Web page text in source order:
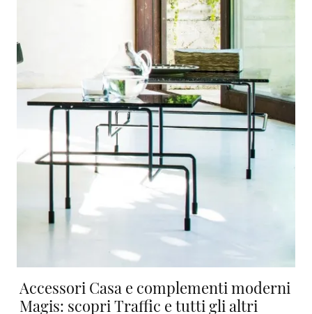
Accessori Casa e complementi moderni
Magis: scopri Traffic e tutti gli altri